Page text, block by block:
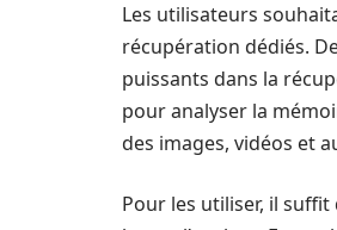
Les utilisateurs
récupération dédiés.
puissants dans la
pour analyser la
des images, vidéos et
Pour les utiliser, il